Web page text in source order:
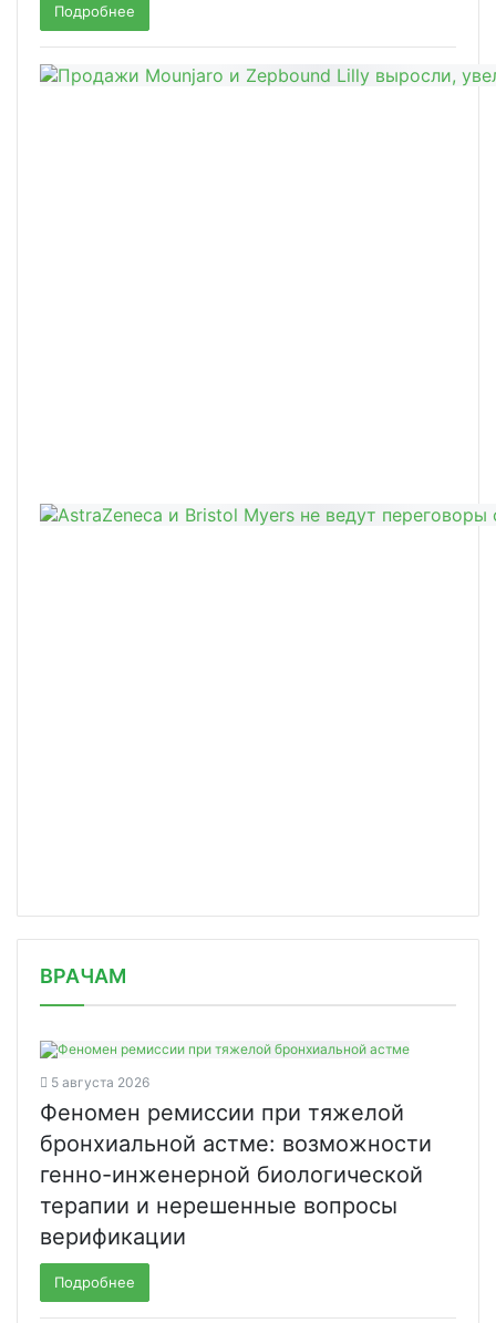
Подробнее
ВРАЧАМ
5 августа 2026
Феномен ремиссии при тяжелой
бронхиальной астме: возможности
генно-инженерной биологической
терапии и нерешенные вопросы
верификации
Подробнее